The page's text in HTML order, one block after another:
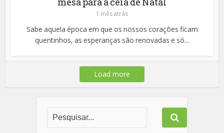
1 mês atrás
Sabe aquela época em que os nossos corações ficam
quentinhos, as esperanças são renovadas e só...
Load more